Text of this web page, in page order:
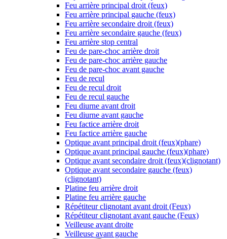
Feu arrière principal droit (feux)
Feu arrière principal gauche (feux)
Feu arrière secondaire droit (feux)
Feu arrière secondaire gauche (feux)
Feu arrière stop central
Feu de pare-choc arrière droit
Feu de pare-choc arrière gauche
Feu de pare-choc avant gauche
Feu de recul
Feu de recul droit
Feu de recul gauche
Feu diurne avant droit
Feu diurne avant gauche
Feu factice arrière droit
Feu factice arrière gauche
Optique avant principal droit (feux)(phare)
Optique avant principal gauche (feux)(phare)
Optique avant secondaire droit (feux)(clignotant)
Optique avant secondaire gauche (feux)
(clignotant)
Platine feu arrière droit
Platine feu arrière gauche
Répétiteur clignotant avant droit (Feux)
Répétiteur clignotant avant gauche (Feux)
Veilleuse avant droite
Veilleuse avant gauche